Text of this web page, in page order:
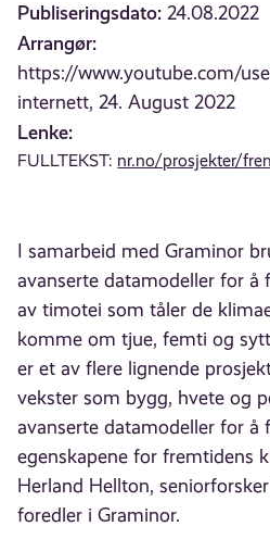
Publiseringsdato: 24.08.2022
Arrangør:
https://www.youtube.com/
internett, 24. August 2022
Lenke:
FULLTEKST: nr.no/prosjekter/
I samarbeid med Graminor
avanserte datamodeller for å
av timotei som tåler de
komme om tjue, femti og
er et av flere lignende
vekster som bygg, hvete og
avanserte datamodeller for å
egenskapene for fremtidens
Herland Hellton,
foredler i Graminor.